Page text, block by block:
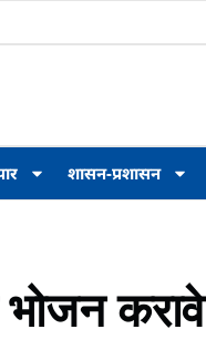
शासन-प्रशासन
करावे